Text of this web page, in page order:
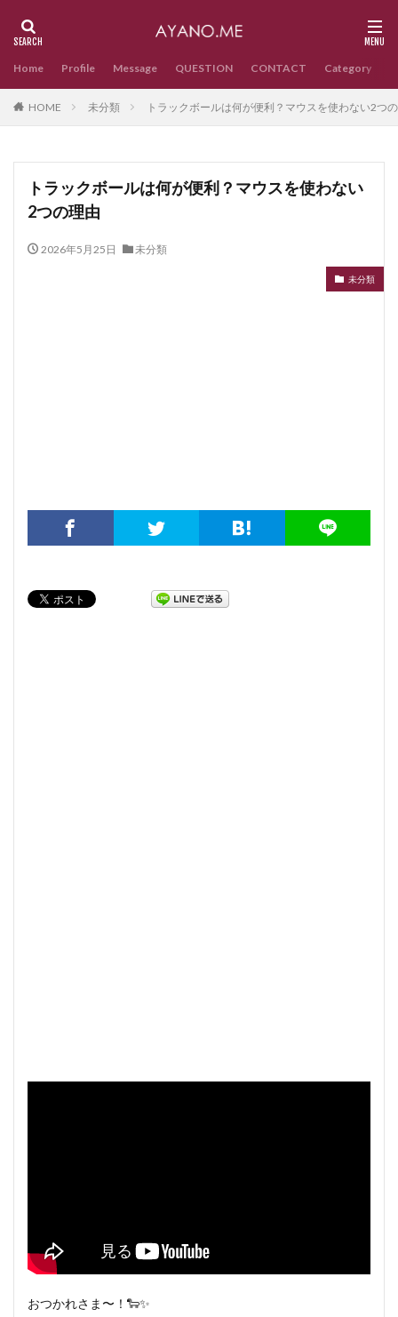
Home Profile Message QUESTION CONTACT Category
HOME 未分類 トラックボールは何が便利？マウスを使わない2つ
トラックボールは何が便利？マウスを使わない
2つの理由
2026年5月25日 未分類
未分類
おつかれさま〜！🐑✨